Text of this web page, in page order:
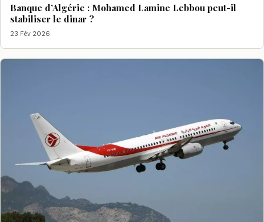
Banque d’Algérie : Mohamed Lamine Lebbou peut-il
stabiliser le dinar ?
23 Fév 2026